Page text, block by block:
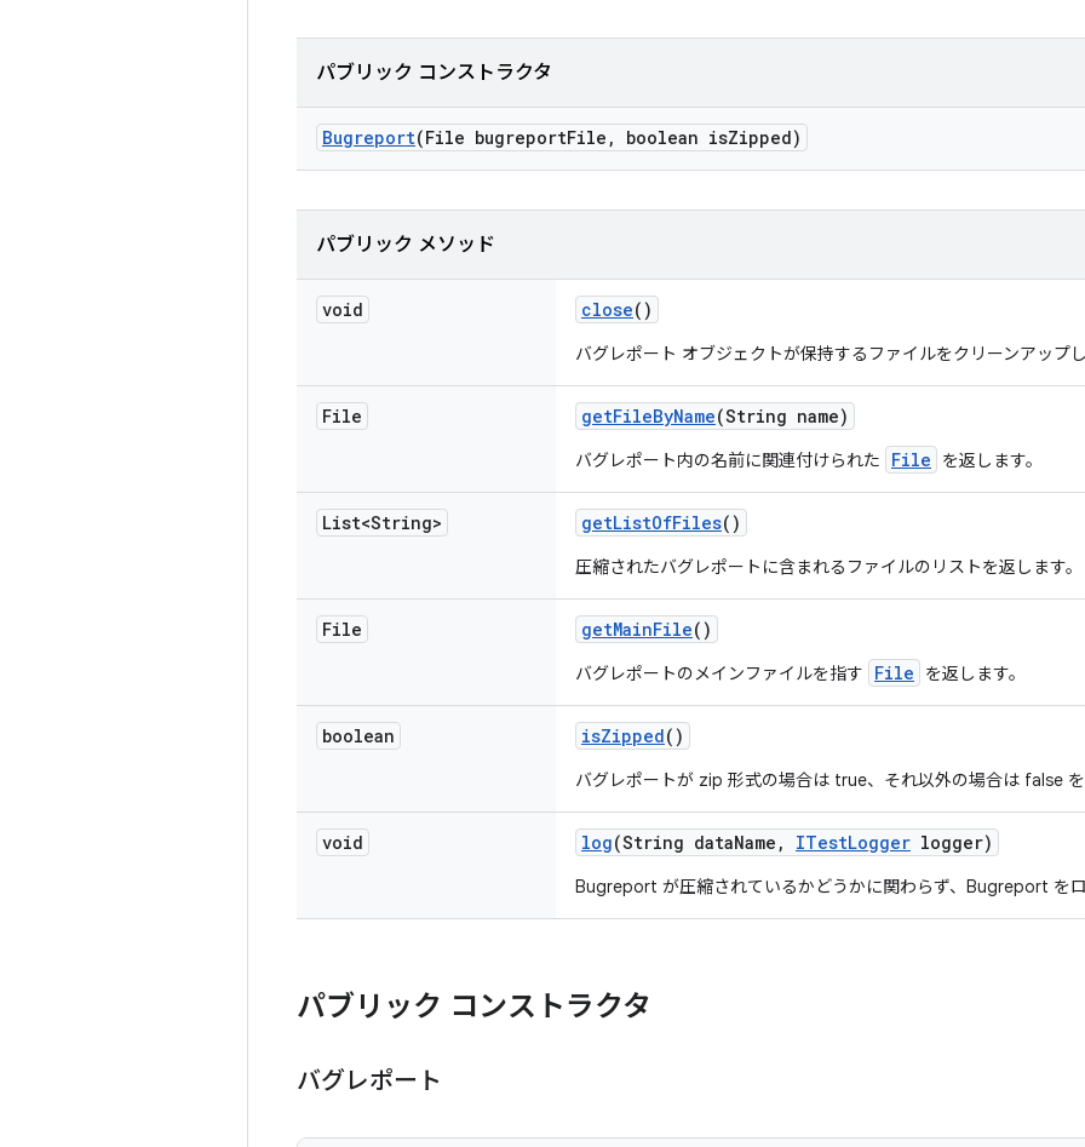
パブリック コンストラクタ
Bugreport(File bugreportFile , boolean isZipped)
パブリック メソッド
void close()
バグレポート オブジェクトが保持するファイルをクリーンアップ
File getFileByName(String name)
バグレポート内の名前に関連付けられた File を返します。
List<String> getListOfFiles()
圧縮されたバグレポートに含まれるファイルのリストを返します。
File getMainFile()
バグレポートのメインファイルを指す File を返します。
boolean isZipped()
バグレポートが zip 形式の場合は true、それ以外の場合は false
void log(String dataName , ITestLogger logger)
Bugreport が圧縮されているかどうかに関わらず、Bugreport を
パブリック コンストラクタ
バグレポート